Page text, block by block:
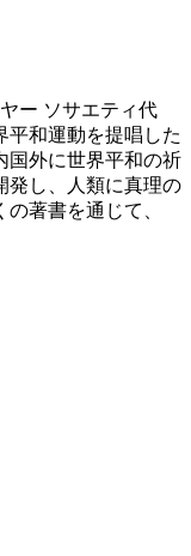
ー ソサエティ代
平和運動を提唱した
国外に世界平和の祈
発し、人類に真理の
著書を通じて、